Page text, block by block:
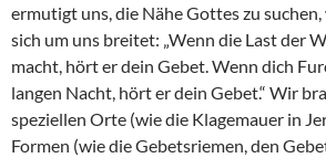
ermutigt uns, die Nähe Gottes zu
sich um uns breitet: „Wenn die Last der
macht, hört er dein Gebet. Wenn dich
langen Nacht, hört er dein Gebet.“ Wir
speziellen Orte (wie die Klagemauer in
Formen (wie die Gebetsriemen, den